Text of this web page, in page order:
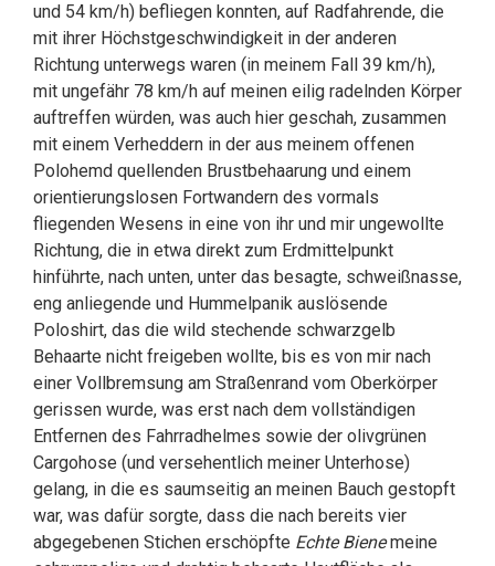
und 54 km/h) befliegen konnten, auf Radfahrende, die
mit ihrer Höchstgeschwindigkeit in der anderen
Richtung unterwegs waren (in meinem Fall 39 km/h),
mit ungefähr 78 km/h auf meinen eilig radelnden Körper
auftreffen würden, was auch hier geschah, zusammen
mit einem Verheddern in der aus meinem offenen
Polohemd quellenden Brustbehaarung und einem
orientierungslosen Fortwandern des vormals
fliegenden Wesens in eine von ihr und mir ungewollte
Richtung, die in etwa direkt zum Erdmittelpunkt
hinführte, nach unten, unter das besagte, schweißnasse,
eng anliegende und Hummelpanik auslösende
Poloshirt, das die wild stechende schwarzgelb
Behaarte nicht freigeben wollte, bis es von mir nach
einer Vollbremsung am Straßenrand vom Oberkörper
gerissen wurde, was erst nach dem vollständigen
Entfernen des Fahrradhelmes sowie der olivgrünen
Cargohose (und versehentlich meiner Unterhose)
gelang, in die es saumseitig an meinen Bauch gestopft
war, was dafür sorgte, dass die nach bereits vier
abgegebenen Stichen erschöpfte Echte Bienemeine